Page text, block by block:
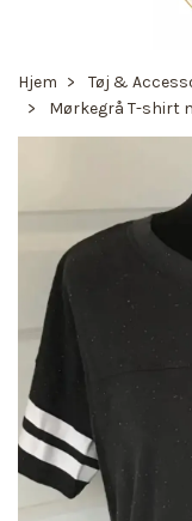
Hjem Tøj &
Mørkegrå T-shirt